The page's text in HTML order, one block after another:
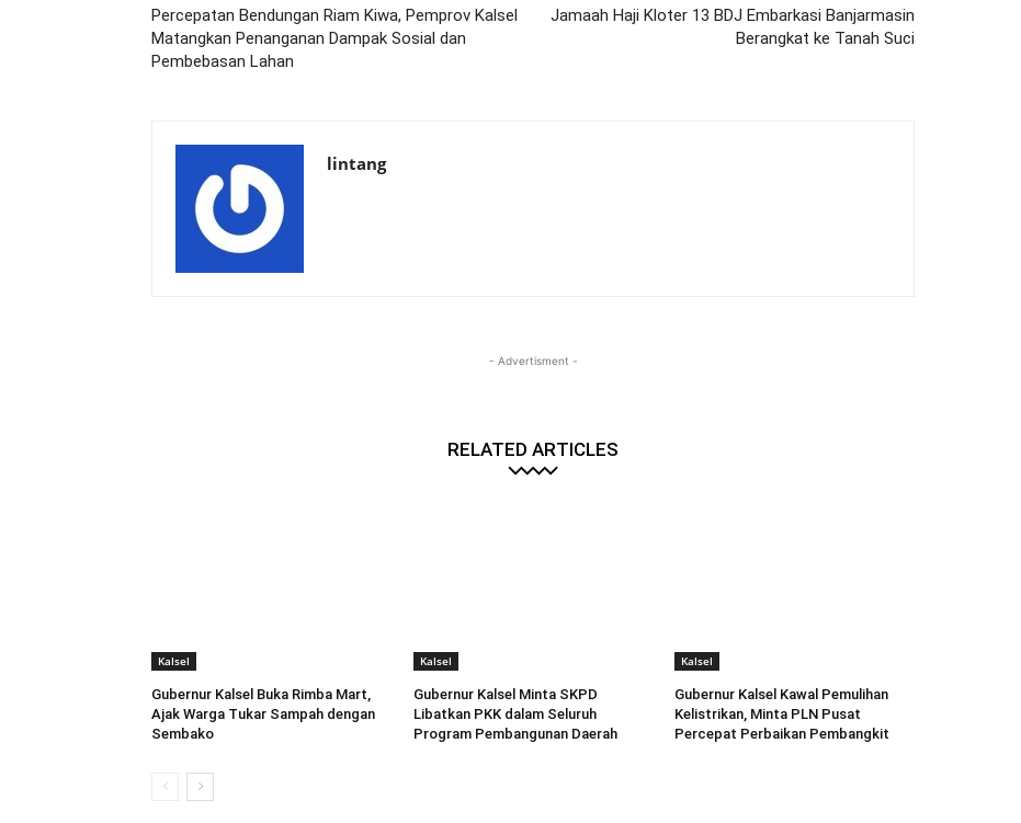
Percepatan Bendungan Riam Kiwa, Pemprov Kalsel
Matangkan Penanganan Dampak Sosial dan
Pembebasan Lahan
Jamaah Haji Kloter 13 BDJ Embarkasi Banjarmasin
Berangkat ke Tanah Suci
lintang
- Advertisment -
RELATED ARTICLES
Kalsel
Gubernur Kalsel Buka Rimba Mart,
Ajak Warga Tukar Sampah dengan
Sembako
Kalsel
Gubernur Kalsel Minta SKPD
Libatkan PKK dalam Seluruh
Program Pembangunan Daerah
Kalsel
Gubernur Kalsel Kawal Pemulihan
Kelistrikan, Minta PLN Pusat
Percepat Perbaikan Pembangkit